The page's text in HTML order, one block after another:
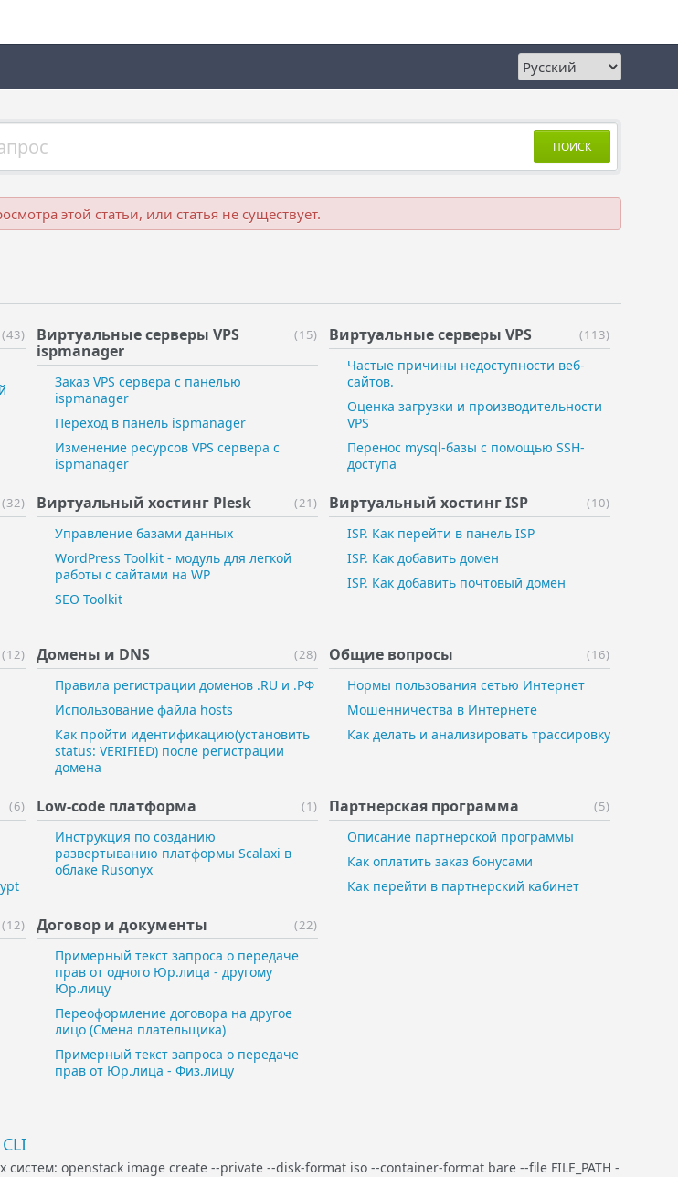
ПОИСК
этой статьи, или статья не существует.
(43) (15)
Виртуальные ​серверы VPS
ispmanager
Заказ VPS сервера с панелью
ispmanager
Переход в панель ispmanager
Изменение ресурсов VPS сервера с
ispmanager
(113)
Виртуальные ​серверы VPS
Частые причины недоступности веб-
сайтов.
Оценка загрузки и производительности
VPS
Перенос mysql-базы с помощью SSH-
доступа
(32) (21)
Виртуальный ​хостинг Plesk
Управление базами данных
WordPress Toolkit - модуль для легкой
работы с сайтами на WP
SEO Toolkit
(10)
Виртуальный ​хостинг ISP
ISP. Как перейти в панель ISP
ISP. Как добавить домен
ISP. Как добавить почтовый домен
(12) (28)
Домены и DNS
Правила регистрации доменов .RU и .РФ
Использование файла hosts
Как пройти идентификацию(установить
status: VERIFIED) после регистрации
домена
(16)
Общие вопросы
Нормы пользования сетью Интернет
Мошенничества в Интернете
Как делать и анализировать трассировку
(6) (1)
Low-code платформа
Инструкция по созданию
развертыванию платформы Scalaxi в
облаке Rusonyx
(5)
Партнерская ​программа
Описание партнерской программы
Как оплатить заказ бонусами
Как перейти в партнерский кабинет
(12) (22)
Договор и ​документы
Примерный текст запроса о передаче
прав от одного Юр.лица - другому
Юр.лицу
Переоформление договора на другое
лицо (Смена плательщика)
Примерный текст запроса о передаче
прав от Юр.лица - Физ.лицу
openstack image create --private --disk-format iso --container-format bare --file FILE_PATH -